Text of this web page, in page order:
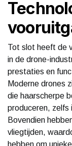
Tot slot heeft de
in de drone-
prestaties en
Moderne drones
die haarscherpe
produceren, zelfs
Bovendien
vliegtijden,
hebben om